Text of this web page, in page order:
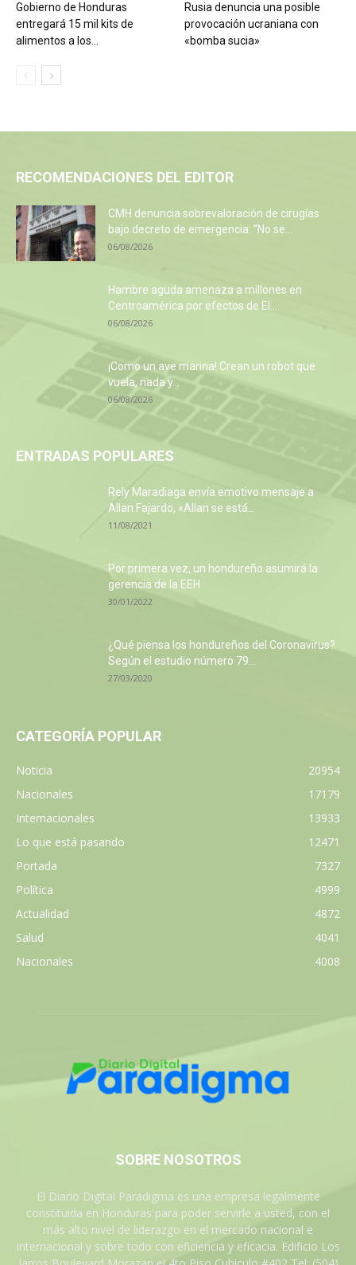
Gobierno de Honduras
entregará 15 mil kits de
alimentos a los...
Rusia denuncia una posible
provocación ucraniana con
«bomba sucia»
RECOMENDACIONES DEL EDITOR
CMH denuncia sobrevaloración de cirugías
bajo decreto de emergencia: “No se...
06/08/2026
Hambre aguda amenaza a millones en
Centroamérica por efectos de El...
06/08/2026
¡Como un ave marina! Crean un robot que
vuela, nada y...
06/08/2026
ENTRADAS POPULARES
Rely Maradiaga envía emotivo mensaje a
Allan Fajardo, «Allan se está...
11/08/2021
Por primera vez, un hondureño asumirá la
gerencia de la EEH
30/01/2022
¿Qué piensa los hondureños del Coronavirus?
Según el estudio número 79...
27/03/2020
CATEGORÍA POPULAR
Noticia
20954
Nacionales
17179
Internacionales
13933
Lo que está pasando
12471
Portada
7327
Política
4999
Actualidad
4872
Salud
4041
Nacionales
4008
SOBRE NOSOTROS
El Diario Digital Paradigma es una empresa legalmente
constituida en Honduras para poder servirle a usted, con el
más alto nivel de liderazgo en el mercado nacional e
internacional y sobre todo con eficiencia y eficacia. Edificio Los